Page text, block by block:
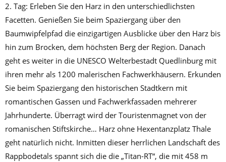
2. Tag: Erleben Sie den Harz in den unterschiedlichsten
Facetten. Genießen Sie beim Spaziergang über den
Baumwipfelpfad die einzigartigen Ausblicke über den Harz bis
hin zum Brocken, dem höchsten Berg der Region. Danach
geht es weiter in die UNESCO Welterbestadt Quedlinburg mit
ihren mehr als 1200 malerischen Fachwerkhäusern. Erkunden
Sie beim Spaziergang den historischen Stadtkern mit
romantischen Gassen und Fachwerkfassaden mehrerer
Jahrhunderte. Überragt wird der Touristenmagnet von der
romanischen Stiftskirche… Harz ohne Hexentanzplatz Thale
geht natürlich nicht. Inmitten dieser herrlichen Landschaft des
Rappbodetals spannt sich die die „Titan-RT“, die mit 458 m